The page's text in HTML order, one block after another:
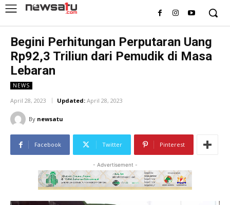
Begini Perhitungan Perputaran Uang
Rp92,3 Triliun dari Pemudik di Masa
Lebaran
NEWS
April 28, 2023 Updated: April 28, 2023
By newsatu
Facebook Twitter Pinterest
- Advertisement -